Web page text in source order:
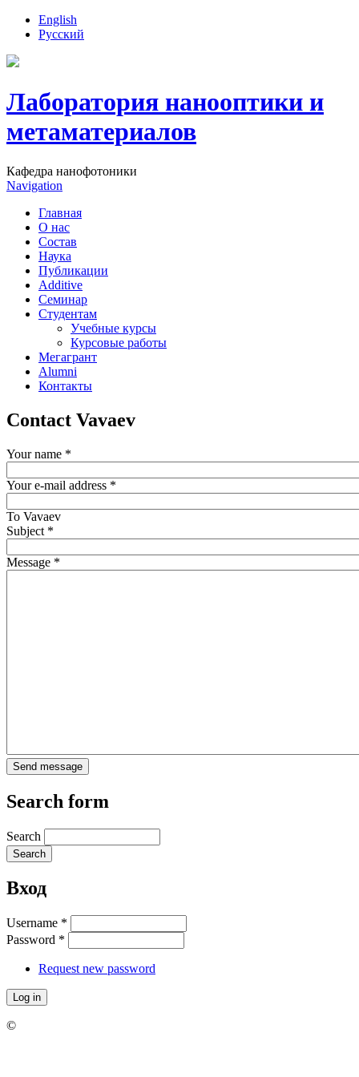
English
Русский
Лаборатория нанооптики и
метаматериалов
Кафедра нанофотоники
Navigation
Главная
О нас
Состав
Наука
Публикации
Additive
Семинар
Студентам
Учебные курсы
Курсовые работы
Мегагрант
Alumni
Контакты
Contact Vavaev
Your name *
Your e-mail address *
To Vavaev
Subject *
Message *
Search form
Search
Вход
Username *
Password *
Request new password
©